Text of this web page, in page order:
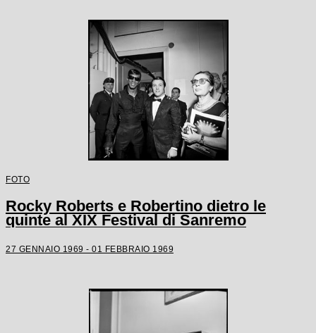
FOTO
Rocky Roberts e Robertino dietro le
quinte al XIX Festival di Sanremo
27 GENNAIO 1969 - 01 FEBBRAIO 1969